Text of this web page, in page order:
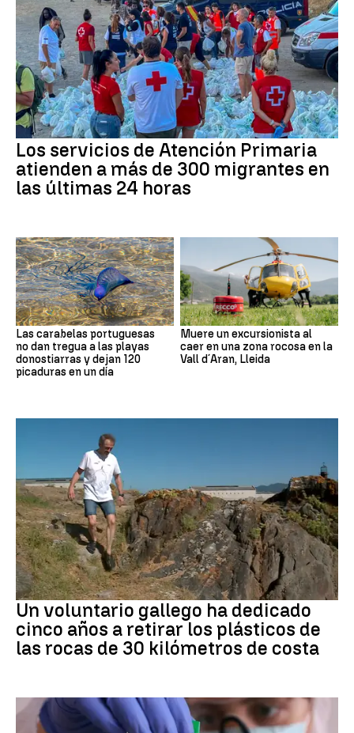
Los servicios de Atención Primaria
atienden a más de 300 migrantes en
las últimas 24 horas
Las carabelas portuguesas
no dan tregua a las playas
donostiarras y dejan 120
picaduras en un día
Muere un excursionista al
caer en una zona rocosa en la
Vall d´Aran, Lleida
Medio ambiente
Un voluntario gallego ha dedicado
cinco años a retirar los plásticos de
las rocas de 30 kilómetros de costa